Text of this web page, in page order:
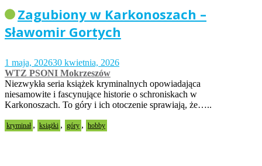
Zagubiony w Karkonoszach –
Sławomir Gortych
1 maja, 202630 kwietnia, 2026
WTZ PSONI Mokrzeszów
Niezwykła seria książek kryminalnych opowiadająca
niesamowite i fascynujące historie o schroniskach w
Karkonoszach. To góry i ich otoczenie sprawiają, że…..
kryminał , książki , góry , hobby